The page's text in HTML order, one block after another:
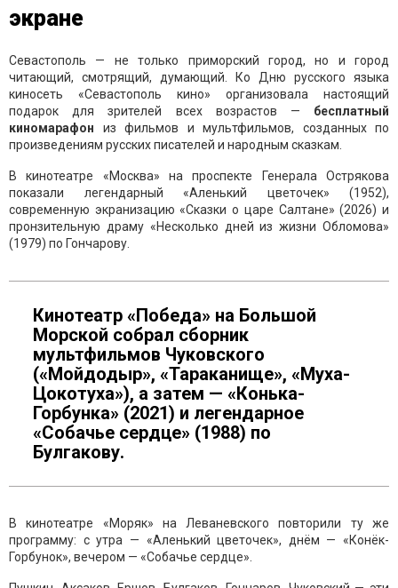
экране
Севастополь — не только приморский город, но и город
читающий, смотрящий, думающий. Ко Дню русского языка
киносеть «Севастополь кино» организовала настоящий
подарок для зрителей всех возрастов — бесплатный
киномарафон из фильмов и мультфильмов, созданных по
произведениям русских писателей и народным сказкам.
В кинотеатре «Москва» на проспекте Генерала Острякова
показали легендарный «Аленький цветочек» (1952),
современную экранизацию «Сказки о царе Салтане» (2026) и
пронзительную драму «Несколько дней из жизни Обломова»
(1979) по Гончарову.
Кинотеатр «Победа» на Большой
Морской собрал сборник
мультфильмов Чуковского
(«Мойдодыр», «Тараканище», «Муха-
Цокотуха»), а затем — «Конька-
Горбунка» (2021) и легендарное
«Собачье сердце» (1988) по
Булгакову.
В кинотеатре «Моряк» на Леваневского повторили ту же
программу: с утра — «Аленький цветочек», днём — «Конёк-
Горбунок», вечером — «Собачье сердце».